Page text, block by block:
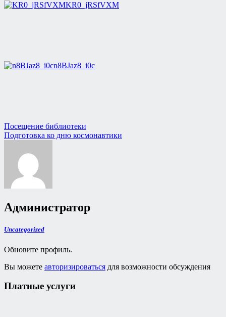
KR0_jRSfVXM
n8BJaz8_i0c
Навигация
по
записям
Посещение библиотеки
Подготовка ко дню космонавтики
Администратор
Uncategorized
Обновите профиль.
Вы можете авторизироваться для возможности обсуждения
Платные услуги